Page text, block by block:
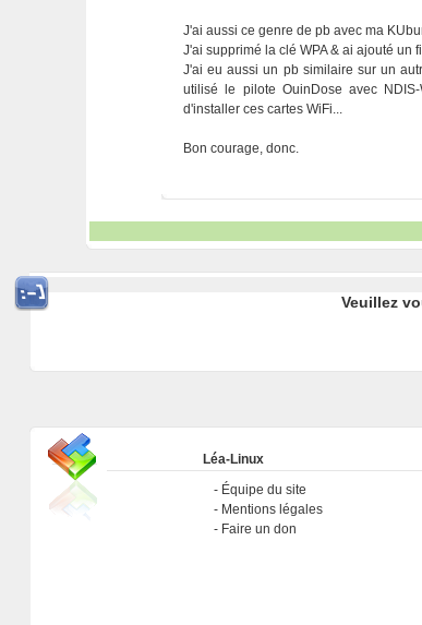
J'ai aussi ce genre de pb avec ma
J'ai supprimé la clé WPA & ai ajouté un
J'ai eu aussi un pb similaire sur un
utilisé le pilote OuinDose avec
d'installer ces cartes WiFi...
Bon courage, donc.
Veuillez
Léa-Linux
Équipe du site
Mentions légales
Faire un don